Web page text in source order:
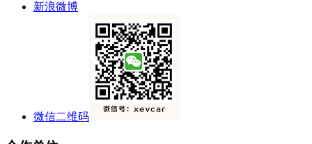
新浪微博
微信二维码